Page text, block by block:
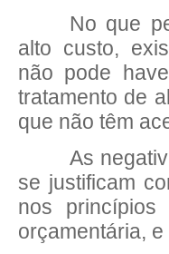
No que
alto custo,
não pode
tratamento de
que não têm
As
se justificam
nos princípios
orçamentária,